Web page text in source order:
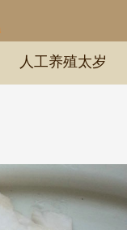
人工养殖太岁